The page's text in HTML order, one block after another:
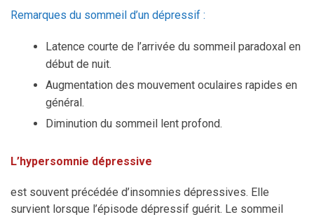
Remarques du sommeil d’un dépressif :
Latence courte de l’arrivée du sommeil paradoxal en
début de nuit.
Augmentation des mouvement oculaires rapides en
général.
Diminution du sommeil lent profond.
L’hypersomnie dépressive
est souvent précédée d’insomnies dépressives. Elle
survient lorsque l’épisode dépressif guérit. Le sommeil